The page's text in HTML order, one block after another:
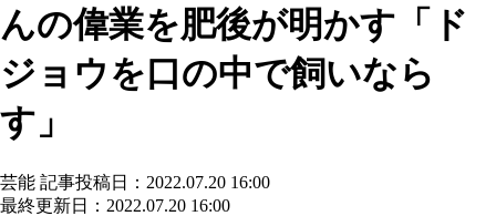
んの偉業を肥後が明かす「ド
ジョウを口の中で飼いなら
す」
芸能 記事投稿日：2022.07.20 16:00
最終更新日：2022.07.20 16:00